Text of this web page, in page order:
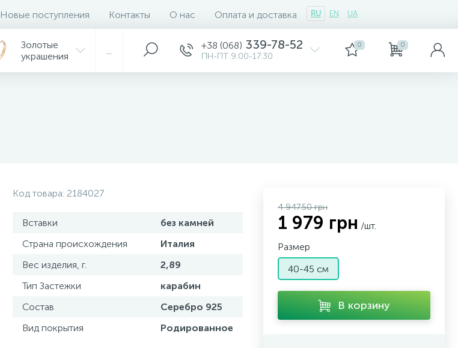
Новые поступления Контакты О нас Оплата и доставка RU EN UA
Золотые
украшения
+38 (068) 339-78-52
ПН-ПТ 9:00-17:30
0 0
Код товара: 2184027
Вставки
без камней
Страна происхождения
Италия
Вес изделия, г.
2,89
Тип Застежки
карабин
Состав
Серебро 925
Вид покрытия
Родированное
4 947.50 грн
1 979 грн /шт.
Размер
40-45 см
В корзину